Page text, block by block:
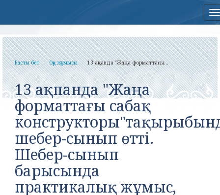
Басты бет Оқу жұмысы 13 ақпанда "Жаңа форматтағы...
13 ақпанда "Жаңа
форматтағы сабақ
шебер-сынып өтті.
Шебер-сынып
барысында
практикалық жұмыс,